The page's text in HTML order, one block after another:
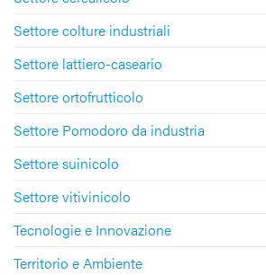
Settore colture industriali
Settore lattiero-caseario
Settore ortofrutticolo
Settore Pomodoro da industria
Settore suinicolo
Settore vitivinicolo
Tecnologie e Innovazione
Territorio e Ambiente